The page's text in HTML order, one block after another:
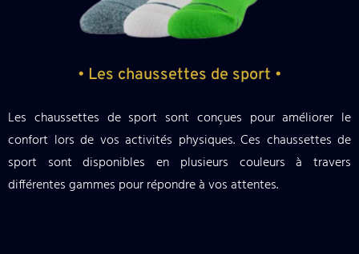
• Les chaussettes de sport •
Les chaussettes de sport sont conçues pour améliorer le
confort lors de vos activités physiques. Ces chaussettes de
sport sont disponibles en plusieurs couleurs à travers
différentes gammes pour répondre à vos attentes.